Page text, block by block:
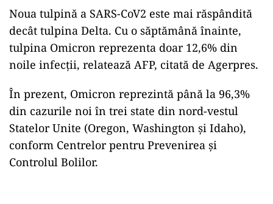
Noua tulpină a SARS-CoV2 este mai răspândită
decât tulpina Delta. Cu o săptămână înainte,
tulpina Omicron reprezenta doar 12,6% din
noile infecţii, relatează AFP, citată de Agerpres.
În prezent, Omicron reprezintă până la 96,3%
din cazurile noi în trei state din nord-vestul
Statelor Unite (Oregon, Washington şi Idaho),
conform Centrelor pentru Prevenirea şi
Controlul Bolilor.